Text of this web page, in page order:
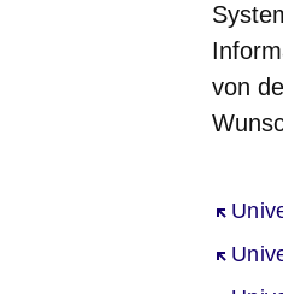
von
Öffnet
Öffnet